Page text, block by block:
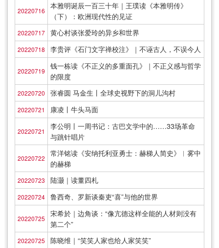
20220716
本雅明诞辰一百三十年｜王璞读《本雅明传》
（下）：欧洲现代性的见证
20220717 黄心村谈张爱玲的异乡和世界
20220718 李贵评《石门文字禅校注》｜不诬古人，不误今人
20220719
钱一栋读《不正义的多重面孔》｜不正义感与哲学
的限度
20220720 张睿圆 马金生丨全球史视野下的洞儿沟村
20220721 康凌丨牛头马面
20220721
李公明丨一周书记：古巴文学中的……33场革命
与跳针唱片
20220722
常洋铭读《安纳托利亚勇士：赫梯人简史》︱雾中
的赫梯
20220723 陆灏｜读董四札
20220724 鲁西奇、罗新谈秦吏“喜”与他的世界
20220725
宋希於｜边角谈：“像亢德这样全能的人材则没有
第二个”
20220725 陈晓维｜“笑笑人家也给人家笑笑”